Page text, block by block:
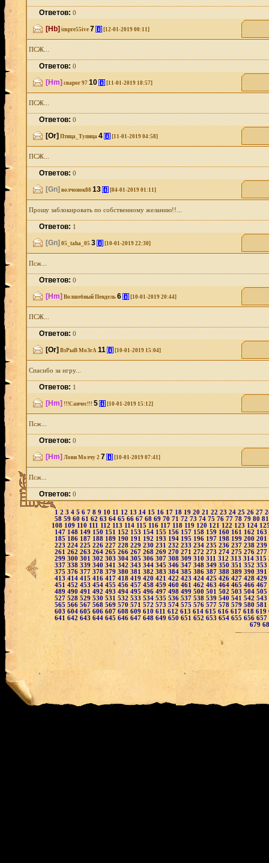
Ответов:0
[Hb] impre55ive 7 [i] [12-01-2019 00:11]
ПСЖ...
Ответов:0
[Hm] сварог 97 10 [i] [11-01-2019 18:57]
ПСЖ...
Ответов:0
[Or] Птица_Тупица 4 [i] [11-01-2019 04:58]
ПСЖ...
Ответов:0
[Gn] волчонок88 13 [i] [04-01-2019 01:11]
Прошу заблокировать по собственному желанию!!...
Ответов:1
[Gn] 05_taha_05 3 [i] [10-01-2019 22:30]
Псж...
Ответов:0
[Hm] Волшебный Пендель 6 [i] [10-01-2019 20:44]
ПСЖ...
Ответов:0
[Or] ВзРыВ МоЗгА 11 [i] [10-01-2019 15:04]
Спасибо за игру...
Ответов:1
[Hm] !!!Санчес!!! 5 [i] [10-01-2019 15:12]
Псж...
Ответов:0
[Hm] Лови Молчу 2 7 [i] [10-01-2019 07:41]
Псж...
Ответов:0
1 2 3 4 5 6 7 8 9 10 11 12 1314 15 16 17 18 19 20 21 22 23 24 25 26 27
58 59 60 61 62 63 64 65 66 67 68 69 70 71 72 73 74 75 76 77 78 79 80
108 109 110 111 112 113 114 115 116 117 118 119 120 121 122 123 124
147 148 149 150 151 152 153 154 155 156 157 158 159 160 161 162 163
185 186 187 188 189 190 191 192 193 194 195 196 197 198 199 200 201
223 224 225 226 227 228 229 230 231 232 233 234 235 236 237 238 239
261 262 263 264 265 266 267 268 269 270 271 272 273 274 275 276 277
299 300 301 302 303 304 305 306 307 308 309 310 311 312 313 314 315
337 338 339 340 341 342 343 344 345 346 347 348 349 350 351 352 353
375 376 377 378 379 380 381 382 383 384 385 386 387 388 389 390 391
413 414 415 416 417 418 419 420 421 422 423 424 425 426 427 428 429
451 452 453 454 455 456 457 458 459 460 461 462 463 464 465 466 467
489 490 491 492 493 494 495 496 497 498 499 500 501 502 503 504 505
527 528 529 530 531 532 533 534 535 536 537 538 539 540 541 542 543
565 566 567 568 569 570 571 572 573 574 575 576 577 578 579 580 581
603 604 605 606 607 608 609 610 611 612 613 614 615 616 617 618 619
641 642 643 644 645 646 647 648 649 650 651 652 653 654 655 656 657
679